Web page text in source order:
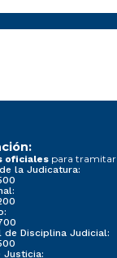
oficiales para tramitar
la Judicatura:
de Disciplina Judicial:
Justicia: